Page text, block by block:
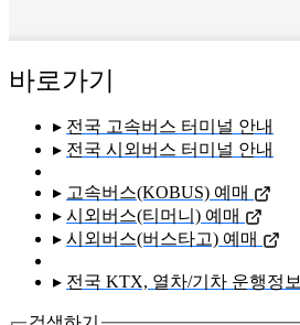
바로가기
▸ 전국 고속버스 터미널 안내
▸ 전국 시외버스 터미널 안내
▸ 고속버스(KOBUS) 예매
▸ 시외버스(티머니) 예매
▸ 시외버스(버스타고) 예매
▸ 전국 KTX, 열차/기차 운행정보